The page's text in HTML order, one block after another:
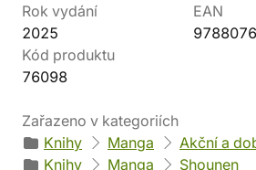
Rok vydání
2025
EAN
Kód produktu
76098
Zařazeno v kategoriích
Knihy
Manga
Akční a
Knihy
Manga
Shounen